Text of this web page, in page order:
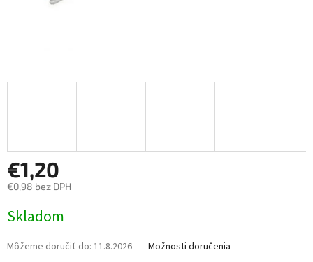
€1,20
€0,98 bez DPH
cena:
Skladom
Môžeme doručiť do: 11.8.2026 Možnosti doručenia